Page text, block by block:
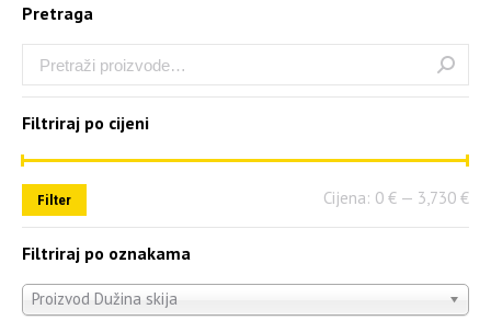
Pretraga
Filtriraj po cijeni
Filter Cijena: 0 € — 3,730 €
Filtriraj po oznakama
Proizvod Dužina skija